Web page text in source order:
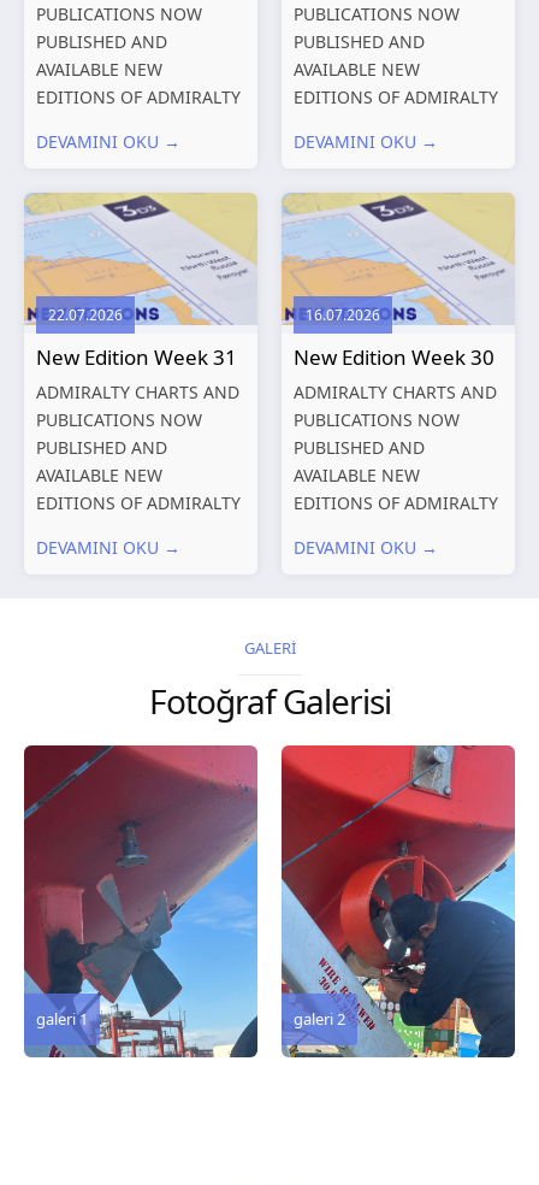
PUBLICATIONS NOW
PUBLISHED AND
AVAILABLE NEW
EDITIONS OF ADMIRALTY
PUBLICATIONS New
Charts published 13
August 2026 Chart
Title, limits
and other remarks
319
International chart
DEVAMINI OKU →
PUBLICATIONS NOW
PUBLISHED AND
AVAILABLE NEW
EDITIONS OF ADMIRALTY
PUBLICATIONS New
Charts published 06
August 2026 Chart Title,
limits and other remarks
1602 China – Chang...
DEVAMINI OKU →
22.07.2026
New Edition Week 31
ADMIRALTY CHARTS AND
PUBLICATIONS NOW
PUBLISHED AND
AVAILABLE NEW
EDITIONS OF ADMIRALTY
PUBLICATIONS New
remarks 127 Korea
DEVAMINI OKU →
16.07.2026
New Edition Week 30
ADMIRALTY CHARTS AND
PUBLICATIONS NOW
PUBLISHED AND
AVAILABLE NEW
EDITIONS OF ADMIRALTY
PUBLICATIONS New
2026 Chart
Title, limits and other
remarks 67 Gulf of...
DEVAMINI OKU →
GALERİ
Fotoğraf Galerisi
galeri 2
galeri 3